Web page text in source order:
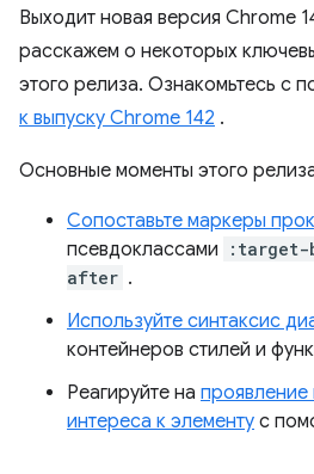
Выходит новая версия Chrome
расскажем о некоторых
этого релиза. Ознакомьтесь с
к выпуску Chrome 142 .
Основные моменты этого
Сопоставьте маркеры
псевдоклассами
:target-
after .
Используйте синтаксис
контейнеров стилей и
Реагируйте на проявление
интереса к элементу с